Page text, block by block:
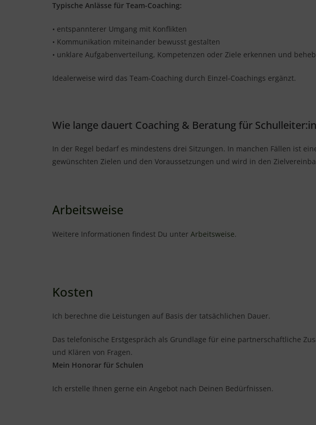
Typische Anlässe für Team-Coaching:
• entspannterer Umgang mit Konflikten
• Kommunikation miteinander bewusst gestalten
• unklare Aufgabenverteilung, Kompetenzen oder Ziele erkennen und
Idealerweise wird das Team-Coaching durch Einzel-Coachings ergänzt.
Wie lange dauert Coaching & Beratung für
In der Regel bedarf es mindestens drei Sitzungen. In manchen Fällen ist
gewünschten Zielen und den Voraussetzungen und wird in den
Arbeitsweise
Weitere Informationen findest Du unter Arbeitsweise.
Kosten
Ich berechne die Leistungen auf Basis der tatsächlichen Dauer.
Das telefonische Erstgespräch als Grundlage für eine partnerschaftliche
und Klären von Fragen.
Mein Honorar für Schulen
Ich erstelle Ihnen gerne ein Angebot nach Deinen Bedürfnissen.